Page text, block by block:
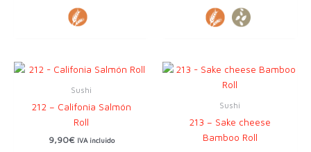
Sushi
212 – Califonia Salmón
Roll
9,90€ IVA incluido
Sushi
213 – Sake cheese
Bamboo Roll